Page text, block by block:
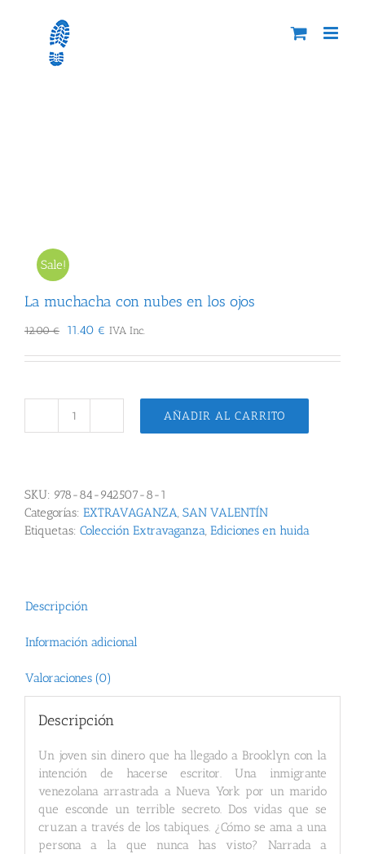
Sale!
La muchacha con nubes en los ojos
12.00€
El
original
12.00 €.
11.40 € El
actual
11.40 €.
IVA Inc.
La
en
los
ojos
AÑADIR AL CARRITO
SKU: 978-84-942507-8-1
Categorías: EXTRAVAGANZA, SAN VALENTÍN
Etiquetas: Colección Extravaganza, Ediciones en huida
Descripción
Información adicional
Valoraciones (0)
Descripción
Un joven sin dinero que ha llegado a Brooklyn con la
intención de hacerse escritor. Una inmigrante
venezolana arrastrada a Nueva York por un marido
que esconde un terrible secreto. Dos vidas que se
cruzan a través de los tabiques. ¿Cómo se ama a una
persona a la que nunca has visto? Narrada a